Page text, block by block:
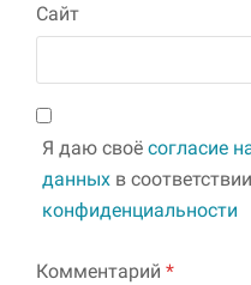
Сайт
Я даю своё согласие
данных в
конфиденциальности
Комментарий *